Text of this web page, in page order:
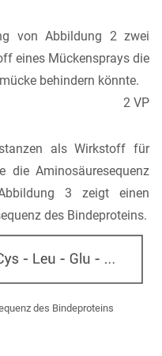
von Abbildung 2 zwei
eines Mückensprays die
behindern könnte.
2 VP
als Wirkstoff für
die Aminosäuresequenz
3 zeigt einen
des Bindeproteins.
des Bindeproteins